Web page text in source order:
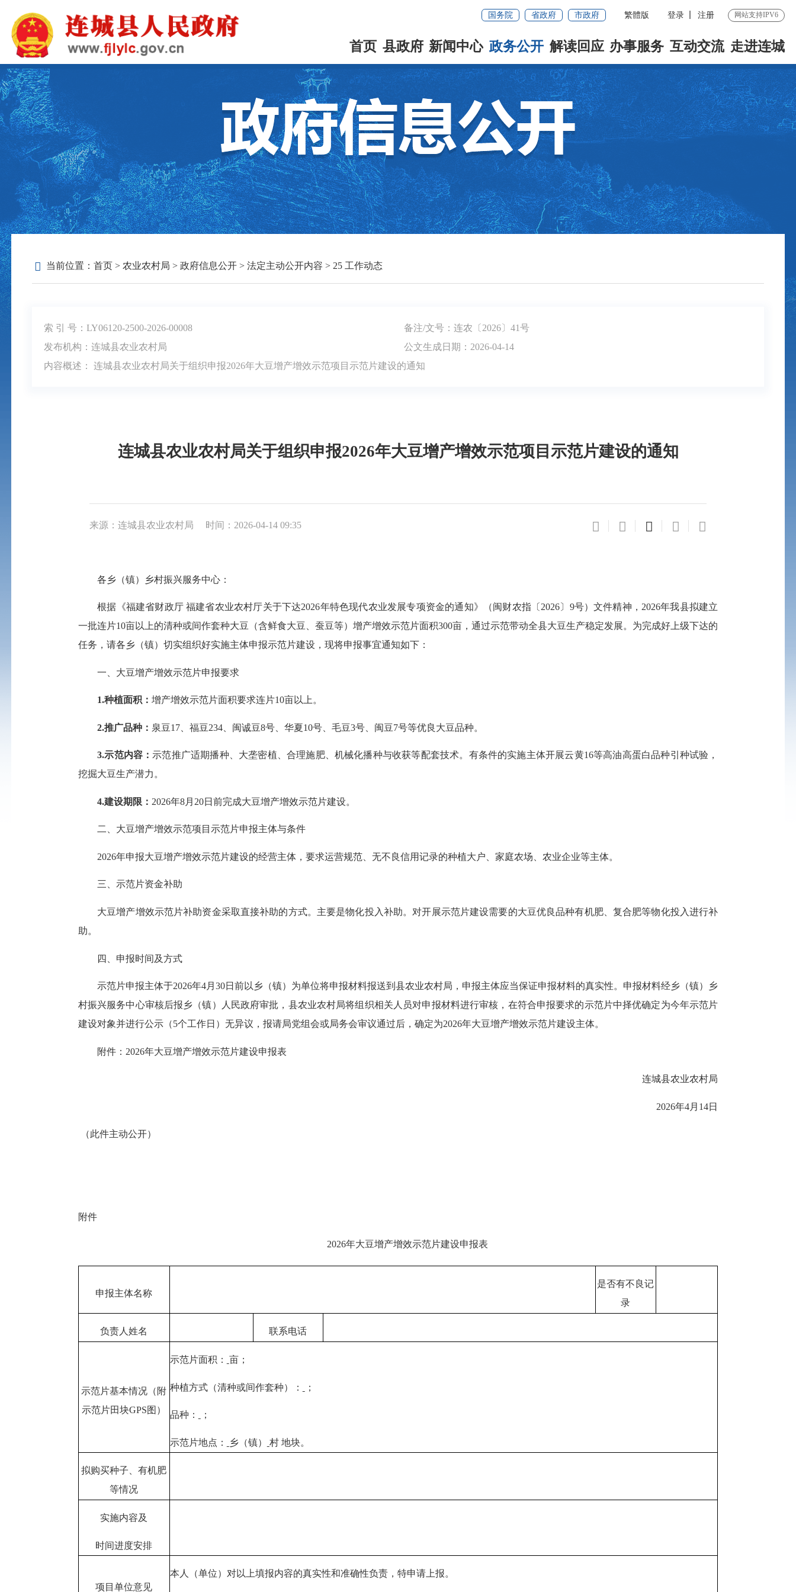
国务院 省政府 市政府 繁體版 登录 注册 网站支持IPV6
首页 县政府 新闻中心 政务公开 解读回应 办事服务 互动交流 走进连城
当前位置： 首页> 农业农村局 > 政府信息公开> 法定主动公开内容 > 25 工作动态
索 引 号：LY06120-2500-2026-00008
备注/文号：连农〔2026〕41号
发布机构：连城县农业农村局
公文生成日期：2026-04-14
内容概述： 连城县农业农村局关于组织申报2026年大豆增产增效示范项目示范片建设的通知
连城县农业农村局关于组织申报2026年大豆增产增效示范项目示范片建设的通知
来源：连城县农业农村局 时间：2026-04-14 09:35
各乡（镇）乡村振兴服务中心：
根据《福建省财政厅 福建省农业农村厅关于下达2026年特色现代农业发展专项资金的通知》（闽财农指〔2026〕9号）文件精神，2026年我县拟建立
一批连片10亩以上的清种或间作套种大豆（含鲜食大豆、蚕豆等）增产增效示范片面积300亩，通过示范带动全县大豆生产稳定发展。为完成好上级下达的
任务，请各乡（镇）切实组织好实施主体申报示范片建设，现将申报事宜通知如下：
一、大豆增产增效示范片申报要求
1.种植面积： 增产增效示范片面积要求连片10亩以上。
2.推广品种： 泉豆17、福豆234、闽诚豆8号、华夏10号、毛豆3号、闽豆7号等优良大豆品种。
3.示范内容： 示范推广适期播种、大垄密植、合理施肥、机械化播种与收获等配套技术。有条件的实施主体开展云黄16等高油高蛋白品种引种试验，
挖掘大豆生产潜力。
4.建设期限： 2026年8月20日前完成大豆增产增效示范片建设。
二、大豆增产增效示范项目示范片申报主体与条件
2026年申报大豆增产增效示范片建设的经营主体，要求运营规范、无不良信用记录的种植大户、家庭农场、农业企业等主体。
三、示范片资金补助
大豆增产增效示范片补助资金采取直接补助的方式。主要是物化投入补助。对开展示范片建设需要的大豆优良品种有机肥、复合肥等物化投入进行补
助。
四、申报时间及方式
示范片申报主体于2026年4月30日前以乡（镇）为单位将申报材料报送到县农业农村局，申报主体应当保证申报材料的真实性。申报材料经乡（镇）乡
村振兴服务中心审核后报乡（镇）人民政府审批，县农业农村局将组织相关人员对申报材料进行审核，在符合申报要求的示范片中择优确定为今年示范片
建设对象并进行公示（5个工作日）无异议，报请局党组会或局务会审议通过后，确定为2026年大豆增产增效示范片建设主体。
附件：2026年大豆增产增效示范片建设申报表
连城县农业农村局
2026年4月14日
（此件主动公开）
附件
2026年大豆增产增效示范片建设申报表
申报主体名称
是否有不良记
录
负责人姓名 联系电话
示范片基本情况（附
示范片田块GPS图）
示范片面积： 亩；
种植方式（清种或间作套种）： ；
品种： ；
示范片地点： 乡（镇） 村 地块。
拟购买种子、有机肥
等情况
实施内容及
时间进度安排
项目单位意见
本人（单位）对以上填报内容的真实性和准确性负责，特申请上报。